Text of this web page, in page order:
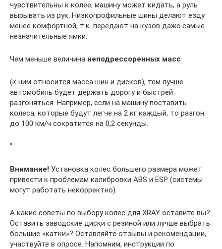
чувствительны к колее, машину может кидать, а руль
вырывать из рук. Низкопрофильные шины делают езду
менее комфортной, т.к. передают на кузов даже самые
незначительные ямки.
Чем меньше величина неподрессоренных масс
(к ним относится масса шин и дисков), тем лучше
автомобиль будет держать дорогу и быстрей
разгоняться. Например, если на машину поставить
колеса, которые будут легче на 2 кг каждый, то разгон
до 100 км/ч сократится на 0,2 секунды.
”
Внимание! Установка колес большего размера может
привести к проблемам калибровки ABS и ESP (системы
могут работать некорректно).
А какие советы по выбору колес для XRAY оставите вы?
Оставить заводские диски с резиной или лучше выбрать
большие «катки»? Оставляйте отзывы и рекомендации,
участвуйте в опросе. Напомним, инструкции по